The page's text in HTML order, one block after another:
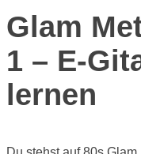
Glam
1 – E-
lernen